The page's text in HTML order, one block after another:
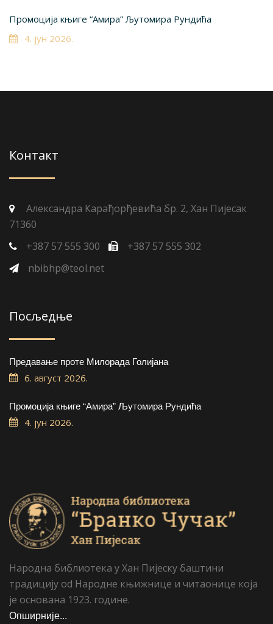
Промоција књиге “Амира” Љутомира Рундића
4. јун 2026.
Контакт
Александра Карађорђевића бр. 2, Хан Пијесак
71360
+387 57 555 300
+387 57 555 302
nbibhp@teol.net
Посљедње
Предавање проте Милорада Голијана
6. август 2026.
Промоција књиге “Амира” Љутомира Рундића
4. јун 2026.
Народна библиотека у Хан Пијеску баштини
традицију od Народне књижнице и читаонице која
је основана 1923. године.
Опширније...